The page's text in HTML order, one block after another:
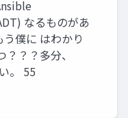
なるものがあ
僕に はわかり
？？多分、
。 55